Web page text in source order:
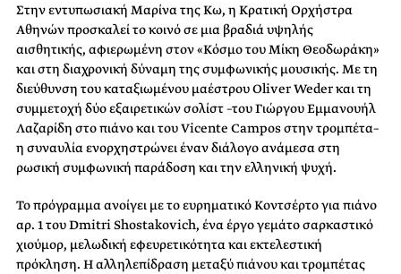
Στην εντυπωσιακή Μαρίνα της Κω, η Κρατική Ορχήστρα
Αθηνών προσκαλεί το κοινό σε μια βραδιά υψηλής
αισθητικής, αφιερωμένη στον «Κόσμο του Μίκη Θεοδωράκη»
και στη διαχρονική δύναμη της συμφωνικής μουσικής. Με τη
διεύθυνση του καταξιωμένου μαέστρου Oliver Weder και τη
συμμετοχή δύο εξαιρετικών σολίστ –του Γιώργου Εμμανουήλ
Λαζαρίδη στο πιάνο και του Vicente Campos στην τρομπέτα–
η συναυλία ενορχηστρώνει έναν διάλογο ανάμεσα στη
ρωσική συμφωνική παράδοση και την ελληνική ψυχή.
Το πρόγραμμα ανοίγει με το ευρηματικό Κοντσέρτο για πιάνο
αρ. 1 του Dmitri Shostakovich, ένα έργο γεμάτο σαρκαστικό
χιούμορ, μελωδική εφευρετικότητα και εκτελεστική
πρόκληση. Η αλληλεπίδραση μεταξύ πιάνου και τρομπέτας